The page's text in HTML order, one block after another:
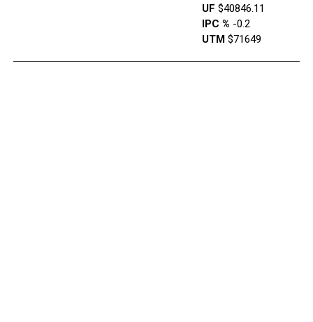
UF $40846.11
IPC % -0.2
UTM$71649